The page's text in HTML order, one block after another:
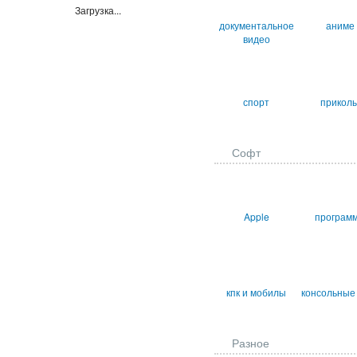
Загрузка...
документальное
видео
аниме
спорт
Софт
Apple
кпк и мобилы
Разное